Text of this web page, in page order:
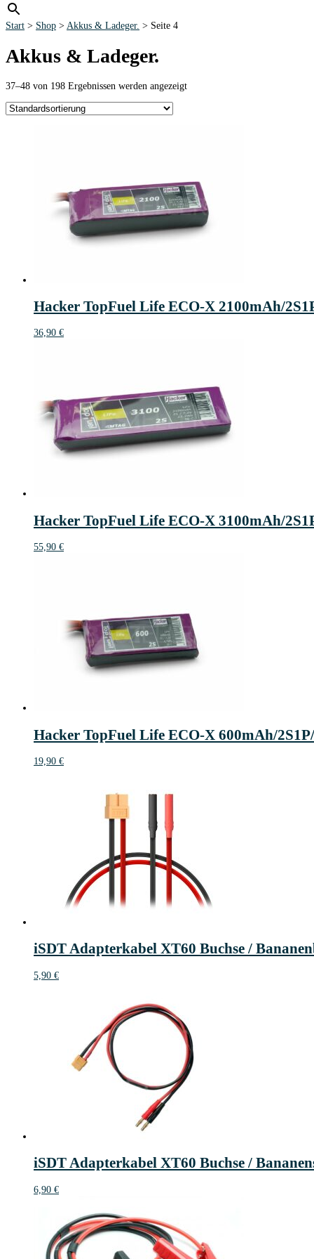
Start > Shop > Akkus & Ladeger. > Seite 4
Akkus & Ladeger.
37–48 von 198 Ergebnissen werden angezeigt
Hacker TopFuel Life ECO-X 2100mAh/
36,90 €
Hacker TopFuel Life ECO-X 3100mAh/
55,90 €
Hacker TopFuel Life ECO-X 600mAh/
19,90 €
iSDT Adapterkabel XT60 Buchse /
5,90 €
iSDT Adapterkabel XT60 Buchse /
6,90 €